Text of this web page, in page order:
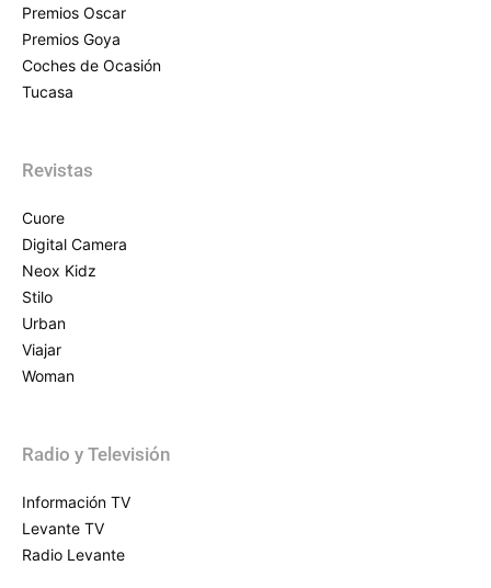
Premios Oscar
Premios Goya
Coches de Ocasión
Tucasa
Revistas
Cuore
Digital Camera
Neox Kidz
Stilo
Urban
Viajar
Woman
Radio y Televisión
Información TV
Levante TV
Radio Levante